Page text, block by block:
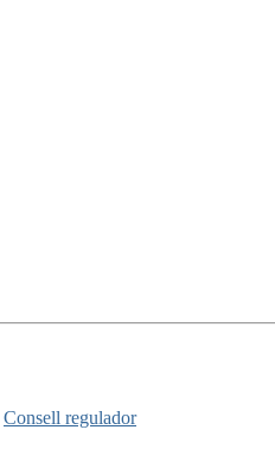
Consell regulador